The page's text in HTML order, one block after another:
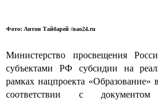
Фото: Антон Тайбарей /nao24.ru
Министерство просвещения
субъектами РФ субсидии на
рамках нацпроекта «Образование»
соответствии с